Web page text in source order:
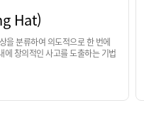
Hat)
을 분류하여 의도적으로 한 번에
창의적인 사고를 도출하는 기법